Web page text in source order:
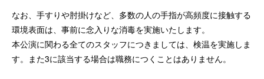
なお、手すりや肘掛けなど、多数の人の手指が高頻度に接触する
環境表面は、事前に念入りな消毒を実施いたします。
本公演に関わる全てのスタッフにつきましては、検温を実施しま
す。また3に該当する場合は職務につくことはありません。